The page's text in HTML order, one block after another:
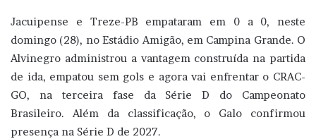
Jacuipense e Treze-PB empataram em 0 a 0, neste
domingo (28), no Estádio Amigão, em Campina Grande. O
Alvinegro administrou a vantagem construída na partida
de ida, empatou sem gols e agora vai enfrentar o CRAC-
GO, na terceira fase da Série D do Campeonato
Brasileiro. Além da classificação, o Galo confirmou
presença na Série D de 2027.